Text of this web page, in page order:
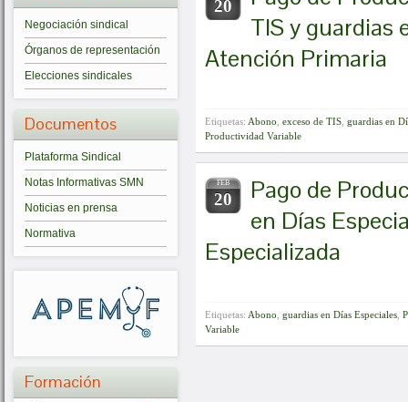
Negociación sindical
Órganos de representación
Elecciones sindicales
Documentos
Plataforma Sindical
Notas Informativas SMN
Noticias en prensa
Normativa
Formación
20
TIS y guardias
Atención Primaria
Etiquetas: Abono exceso de TIS guardias en
Productividad Variable
FEB
20
Pago de
en Días
Especializada
Etiquetas: Abono guardias en Días Especiales
Variable